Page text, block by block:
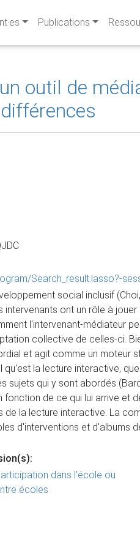
Publications
outil de
Search_result.lasso?-
social inclusif
ont un rôle à
l'intervenant-médiateur
collective de celles-ci.
et agit comme un
la lecture interactive,
sujets qui y sont abordés
de ce qui lui arrive et
la lecture interactive. La
d'interventions et d'albums
dans l’école ou
écoles